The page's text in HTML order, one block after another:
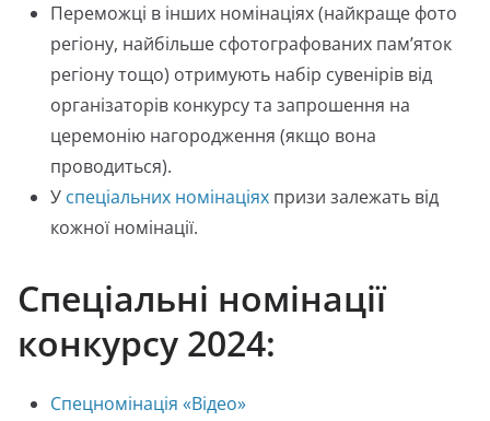
Переможці в інших номінаціях (найкраще фото
регіону, найбільше сфотографованих пам’яток
регіону тощо) отримують набір сувенірів від
організаторів конкурсу та запрошення на
церемонію нагородження (якщо вона
проводиться).
У спеціальних номінаціях призи залежать від
кожної номінації.
Спеціальні номінації
конкурсу 2024:
Спецномінація «Відео»